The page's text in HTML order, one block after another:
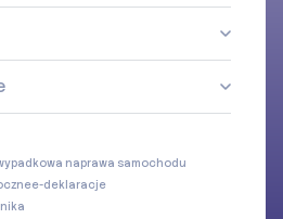
naprawa samochodu
e-deklaracje